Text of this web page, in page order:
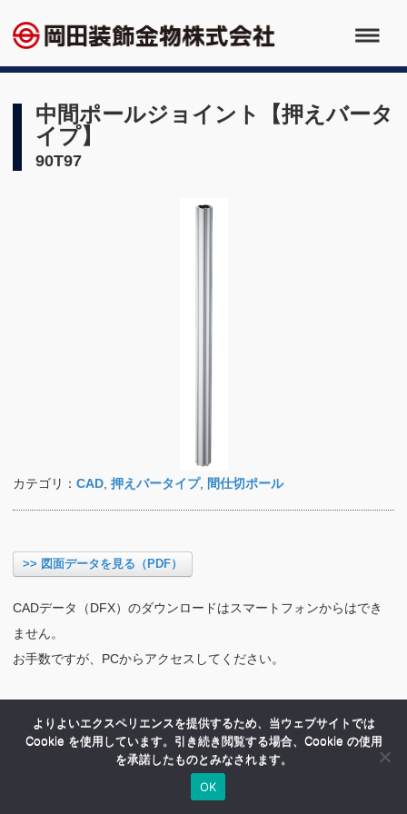
中間ポールジョイント【押えバータ
イプ】
90T97
カテゴリ： CAD 押えバータイプ, 間仕切ポール
>> 図面データを見る（PDF）
CADデータ（DFX）のダウンロードはスマートフォンからはでき
ません。
お手数ですが、PCからアクセスしてください。
よりよいエクスペリエンスを提供するため、当ウェブサイトでは
Cookie を使用しています。引き続き閲覧する場合、Cookie の使用
を承諾したものとみなされます。
OK